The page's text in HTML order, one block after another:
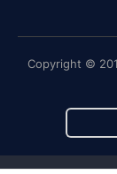
Copyright ©